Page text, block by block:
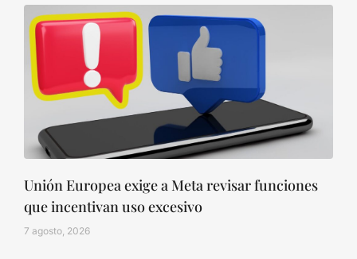
Unión Europea exige a Meta revisar funciones
que incentivan uso excesivo
7 agosto, 2026